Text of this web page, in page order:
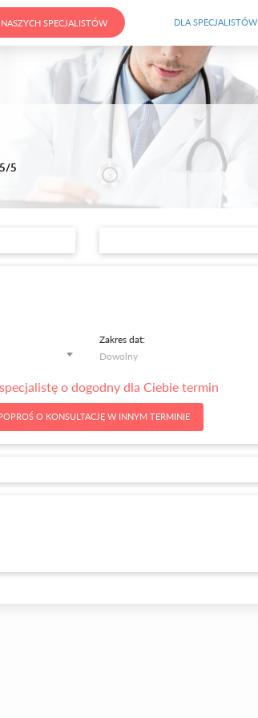
SPECJALISTÓW DLA SPECJALISTÓW
5/5
Zakres dat:
o dogodny dla Ciebie termin
O KONSULTACJĘ W INNYM TERMINIE